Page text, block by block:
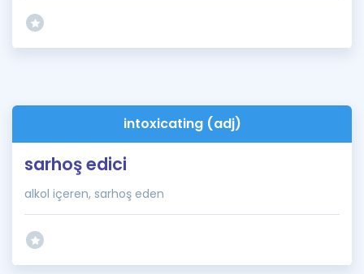
intoxicating (adj)
sarhoş edici
alkol içeren, sarhoş eden